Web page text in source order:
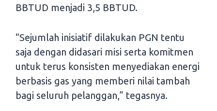
BBTUD menjadi 3,5 BBTUD.
“Sejumlah inisiatif dilakukan PGN tentu
saja dengan didasari misi serta komitmen
untuk terus konsisten menyediakan energi
berbasis gas yang memberi nilai tambah
bagi seluruh pelanggan,” tegasnya.